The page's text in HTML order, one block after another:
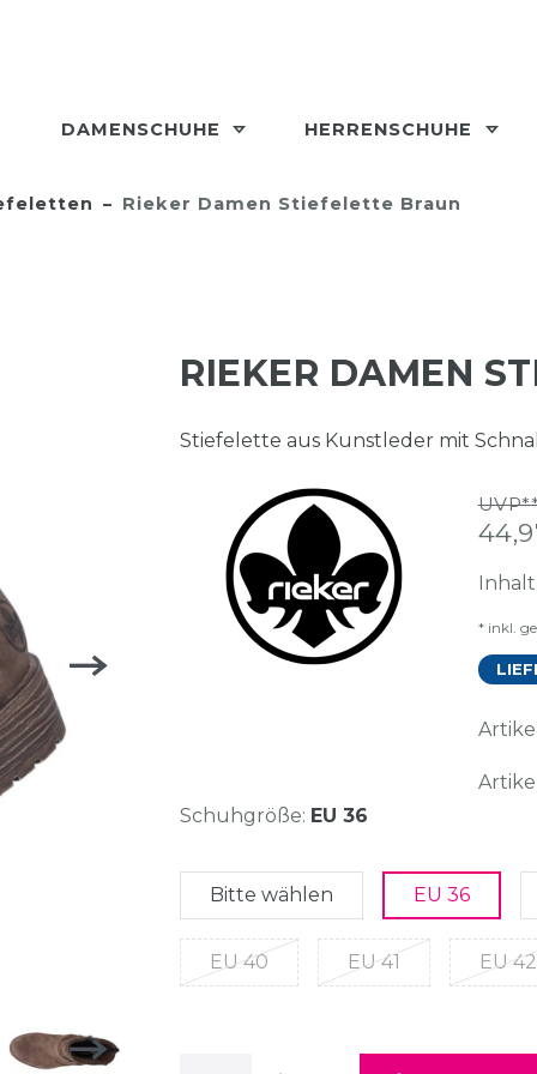
DAMENSCHUHE HERRENSCHUHE
Rieker Damen Stiefelette Braun
RIEKER DAMEN
Stiefelette aus Kunstleder mit
* inkl.
Schuhgröße: EU 36
Bitte wählen EU 36
EU 40 EU 41 EU 42